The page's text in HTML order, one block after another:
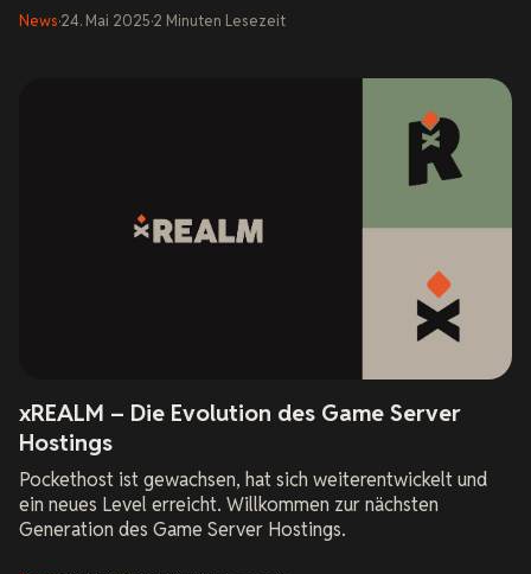
News·24. Mai 2025·2 Minuten Lesezeit
xREALM – Die Evolution des Game Server
Hostings
Pockethost ist gewachsen, hat sich weiterentwickelt und
ein neues Level erreicht. Willkommen zur nächsten
Generation des Game Server Hostings.